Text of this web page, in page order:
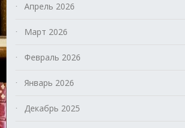
Апрель 2026
Март 2026
Февраль 2026
Январь 2026
Декабрь 2025